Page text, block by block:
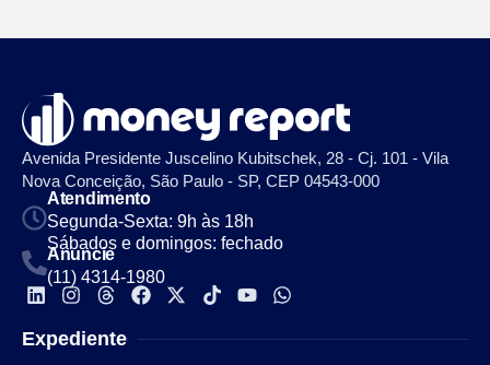
Avenida Presidente Juscelino Kubitschek, 28 - Cj. 101 - Vila
Nova Conceição, São Paulo - SP, CEP 04543-000
Atendimento
Segunda-Sexta: 9h às 18h
Sábados e domingos: fechado
Anuncie
(11) 4314-1980
Expediente